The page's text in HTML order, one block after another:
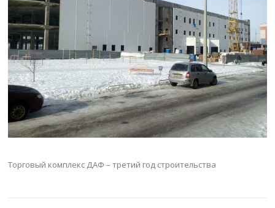
Торговый комплекс ДАФ – третий год строительства